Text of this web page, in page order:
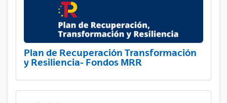
Plan de Recuperación Transformación
y Resiliencia- Fondos MRR